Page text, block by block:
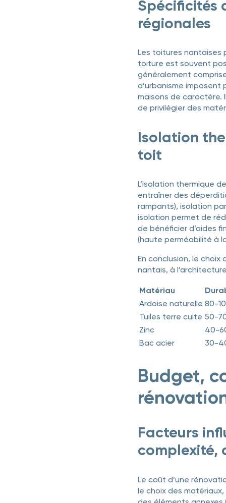
Spécificités
régionales
Les toitures nantaises
toiture est souvent
généralement
d’urbanisme imposent
maisons de caractère.
de privilégier des
Isolation
toit
L’isolation thermique
entraîner des
rampants), isolation
isolation permet de
de bénéficier d’aides
(haute perméabilité à
En conclusion, le
nantais, à
Matériau
Ardoise naturelle 80-
Tuiles terre cuite 50-
Zinc
40-
Bac acier
30-
Budget,
Facteurs
complexité,
Le coût d’une
le choix des